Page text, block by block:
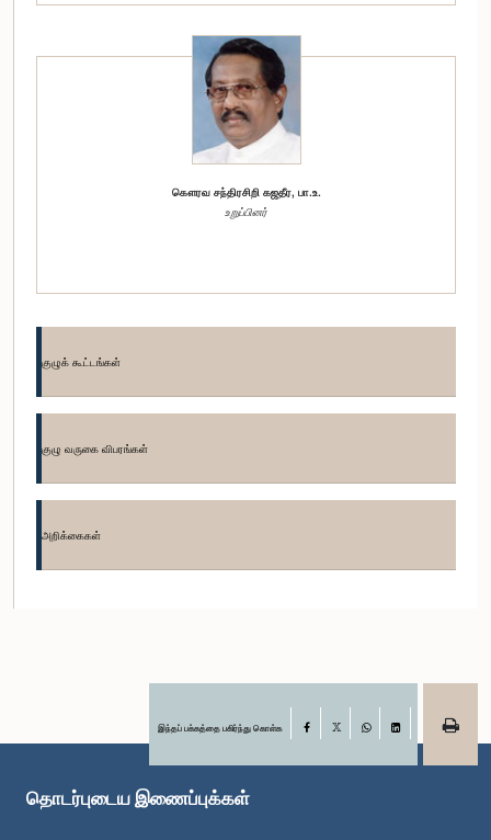
கௌரவ சந்திரசிறி கஜதீர, பா.உ.
உறுப்பினர்
கௌரவ பாலித குமார தெவரப்பெரும, பா.உ.
உறுப்பினர்
குழுக் கூட்டங்கள்
குழு வருகை விபரங்கள்
அறிக்கைகள்
இந்தப் பக்கத்தை பகிர்ந்து கொள்க Facebook
LinkedIn
தொடர்புடைய இணைப்புக்கள்